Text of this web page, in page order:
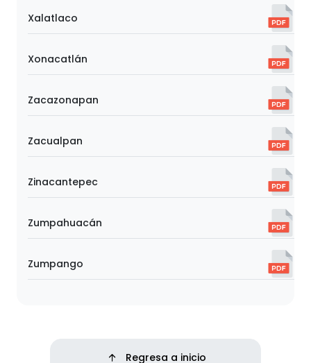
Xalatlaco
Xonacatlán
Zacazonapan
Zacualpan
Zinacantepec
Zumpahuacán
Zumpango
Regresa a inicio